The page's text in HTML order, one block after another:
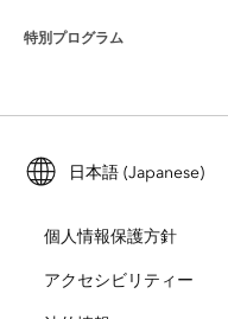
Esri Young Professionals Network
ロケーション インテリジェンス
トレーニング
ArcUser
ArcNews
ArcWatch
Esri について
採用情報
オープンビジョン
特別プログラム
ArcGIS for Student Use
自然保護
日本語 (Japanese)
個人情報保護方針
アクセシビリティー